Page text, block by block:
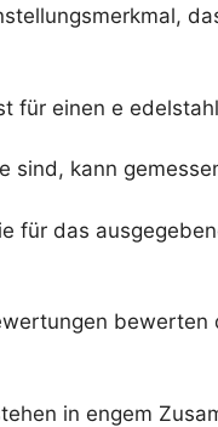
für einen e
sind, kann
für das
bewerten
in engem